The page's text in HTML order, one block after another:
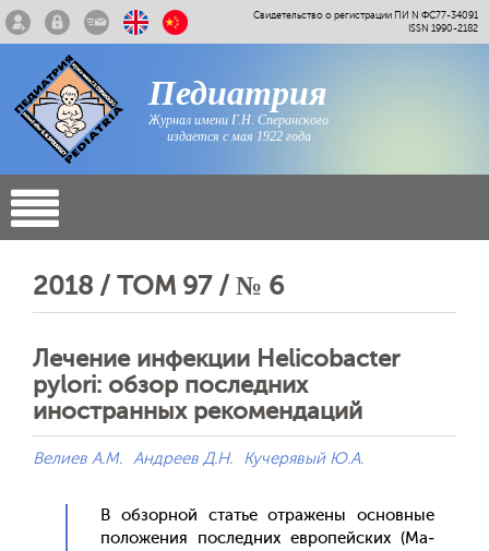
Свидетельство о регистрации ПИ N ФС77-34091
ISSN 1990-2182
Педиатрия
Журнал имени Г.Н. Сперанского
издается с мая 1922 года
2018 / ТОМ 97 / № 6
Лечение инфекции Helicobacter
рylori: обзор последних
иностранных рекомендаций
Велиев А.М. Андреев Д.Н. Кучерявый Ю.А.
В об­зорной статье от­ра­жены ос­новные
по­ложе­ния пос­ледних ев­ро­пей­ских (Ма­